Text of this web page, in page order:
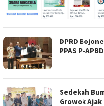
DPRD
PPAS P-
Sedekah
Growok